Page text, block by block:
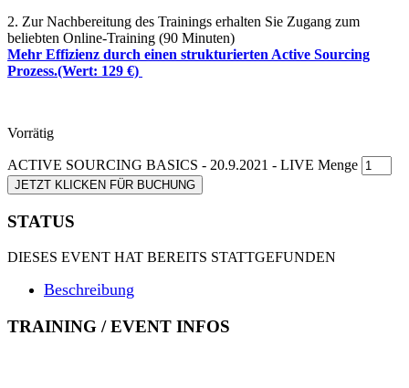
2. Zur Nachbereitung des Trainings erhalten Sie Zugang zum
beliebten Online-Training (90 Minuten)
Mehr Effizienz durch einen strukturierten Active Sourcing
Prozess.(Wert: 129 €)
Vorrätig
ACTIVE SOURCING BASICS - 20.9.2021 - LIVE Menge
JETZT KLICKEN FÜR BUCHUNG
STATUS
DIESES EVENT HAT BEREITS STATTGEFUNDEN
Beschreibung
TRAINING / EVENT INFOS